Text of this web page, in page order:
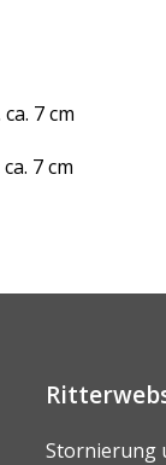
7 cm
7 cm
Stornierung